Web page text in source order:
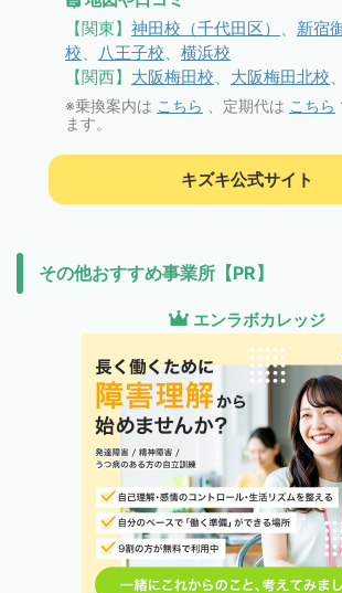
【関東】 神田校（千代田区） 、 新宿
校、 八王子校、 横浜校
【関西】 大阪梅田校、 大阪梅田北校、
※乗換案内は こちら 、定期代は こちら
ます。
キズキ公式サイト
その他おすすめ事業所【PR】
エンラボカレッジ